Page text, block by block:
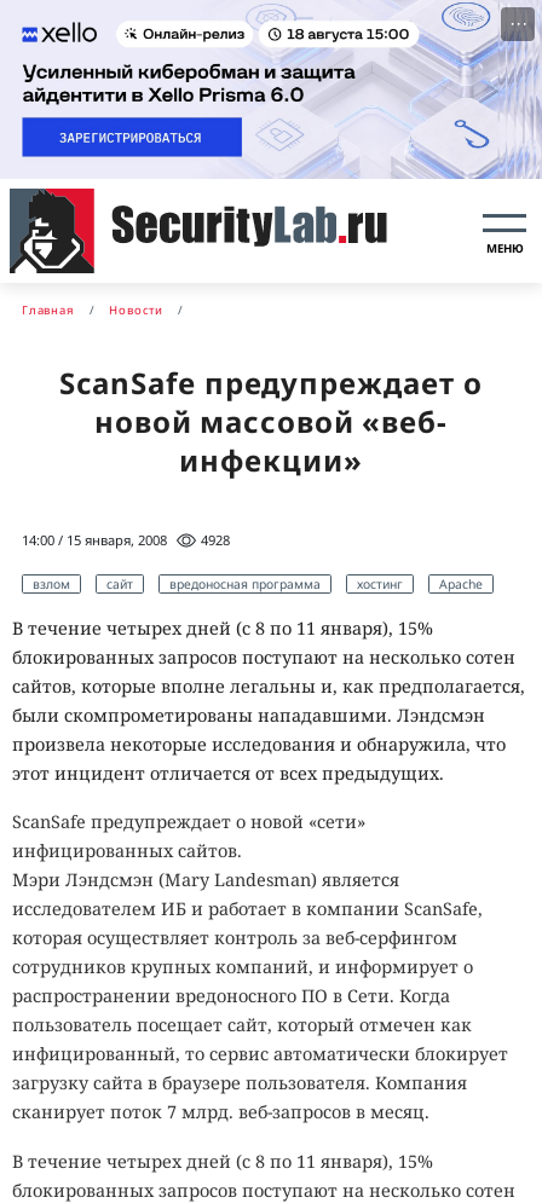
···
МЕНЮ
Главная Новости
ScanSafe предупреждает о
новой массовой «веб-
инфекции»
14:00 / 15 января, 2008 4928
взлом сайт вредоносная программа хостинг Apache
В течение четырех дней (с 8 по 11 января), 15%
блокированных запросов поступают на несколько сотен
сайтов, которые вполне легальны и, как предполагается,
были скомпрометированы нападавшими. Лэндсмэн
произвела некоторые исследования и обнаружила, что
этот инцидент отличается от всех предыдущих.
ScanSafe предупреждает о новой «сети»
инфицированных сайтов.
Мэри Лэндсмэн (Mary Landesman) является
исследователем ИБ и работает в компании ScanSafe,
которая осуществляет контроль за веб-серфингом
сотрудников крупных компаний, и информирует о
распространении вредоносного ПО в Сети. Когда
пользователь посещает сайт, который отмечен как
инфицированный, то сервис автоматически блокирует
загрузку сайта в браузере пользователя. Компания
сканирует поток 7 млрд. веб-запросов в месяц.
В течение четырех дней (с 8 по 11 января), 15%
блокированных запросов поступают на несколько сотен